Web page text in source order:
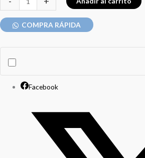
COMPRA RÁPIDA
Facebook